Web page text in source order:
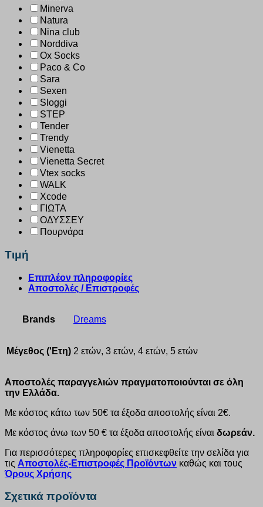
Minerva
Natura
Nina club
Norddiva
Ox Socks
Paco & Co
Sara
Sexen
Sloggi
STEP
Tender
Trendy
Vienetta
Vienetta Secret
Vtex socks
WALK
Xcode
ΓΙΩΤΑ
ΟΔΥΣΣΕΥ
Πουρνάρα
Τιμή
Επιπλέον πληροφορίες
Αποστολές / Επιστροφές
Brands Dreams
Μέγεθος ('Ετη) 2 ετών, 3 ετών, 4 ετών, 5 ετών
Αποστολές παραγγελιών πραγματοποιούνται σε όλη
την Ελλάδα.
Με κόστος κάτω των 50€ τα έξοδα αποστολής είναι 2€.
Με κόστος άνω των 50 € τα έξοδα αποστολής είναι δωρεάν.
Για περισσότερες πληροφορίες επισκεφθείτε την σελίδα για
τις Αποστολές-Επιστροφές Προϊόντων καθώς και τους
Όρους Χρήσης
Σχετικά προϊόντα